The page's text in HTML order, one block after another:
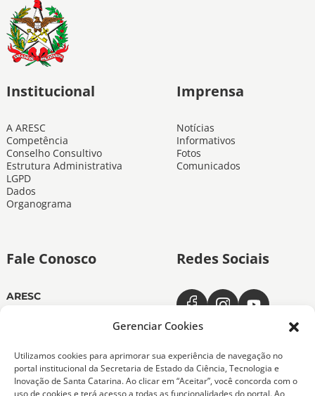
Gerenciar Cookies
Utilizamos cookies para aprimorar sua experiência de navegação no
portal institucional da Secretaria de Estado da Ciência, Tecnologia e
Inovação de Santa Catarina. Ao clicar em “Aceitar”, você concorda com o
uso de cookies e terá acesso a todas as funcionalidades do portal. Ao
Institucional
A ARESC
Competência
Conselho Consultivo
Estrutura Administrativa
LGPD
Dados
Organograma
Imprensa
Notícias
Informativos
Fotos
Comunicados
Fale Conosco
ARESC
ARESC Ouvidoria
Dias úteis das 7h às 19h
0800-6432611
(48) 9 9151-0276
Redes Sociais